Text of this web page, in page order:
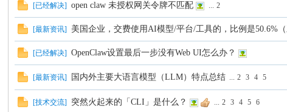
[已经解决] open claw 未授权网关令牌不匹配 ... 2
[最新资讯] 美国企业，交费使用AI模型/平台/工具的，比例是50.6%（
[已经解决] OpenClaw设置最后一步没有Web UI怎么办？
[最新资讯] 国内外主要大语言模型（LLM）特点总结 ... 2 3 4 5
[技术交流] 突然火起来的「CLI」是什么？ ... 2 3 4 5 6